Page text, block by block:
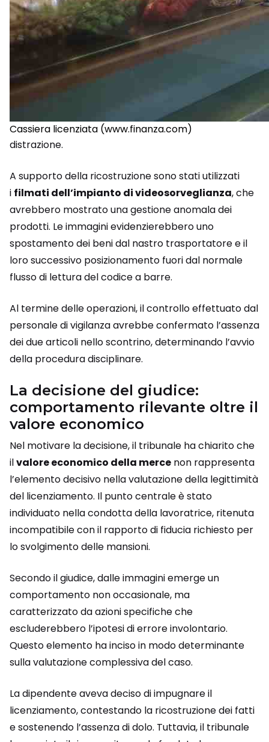
Cassiera licenziata (www.finanza.com)
distrazione.
A supporto della ricostruzione sono stati utilizzati
i filmati dell’impianto di videosorveglianza, che
avrebbero mostrato una gestione anomala dei
prodotti. Le immagini evidenzierebbero uno
spostamento dei beni dal nastro trasportatore e il
loro successivo posizionamento fuori dal normale
flusso di lettura del codice a barre.
Al termine delle operazioni, il controllo effettuato dal
personale di vigilanza avrebbe confermato l’assenza
dei due articoli nello scontrino, determinando l’avvio
della procedura disciplinare.
La decisione del giudice:
comportamento rilevante oltre il
valore economico
Nel motivare la decisione, il tribunale ha chiarito che
ilvalore economico della merce non rappresenta
l’elemento decisivo nella valutazione della legittimità
del licenziamento. Il punto centrale è stato
individuato nella condotta della lavoratrice, ritenuta
incompatibile con il rapporto di fiducia richiesto per
lo svolgimento delle mansioni.
Secondo il giudice, dalle immagini emerge un
comportamento non occasionale, ma
caratterizzato da azioni specifiche che
escluderebbero l’ipotesi di errore involontario.
Questo elemento ha inciso in modo determinante
sulla valutazione complessiva del caso.
La dipendente aveva deciso di impugnare il
licenziamento, contestando la ricostruzione dei fatti
e sostenendo l’assenza di dolo. Tuttavia, il tribunale